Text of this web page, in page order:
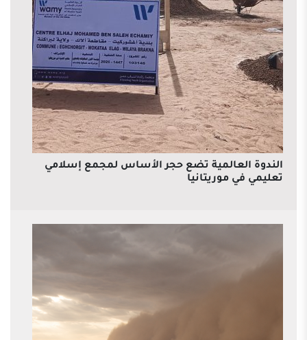
الندوة العالمية تضع حجر الأساس لمجمع إسلامي
تعليمي في موريتانيا